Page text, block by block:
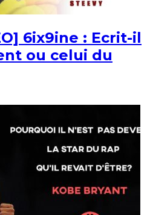
6ix9ine : Ecrit-il
ou celui du